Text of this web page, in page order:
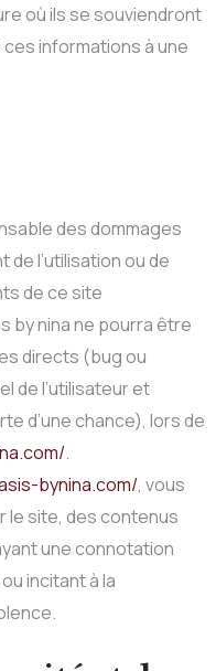
où ils se souviendront
informations à une
des dommages
l’utilisation ou de
de ce site
by nina ne pourra être
directs (bug ou
de l’utilisateur et
d’une chance), lors de
.
bynina.com/, vous
le site, des contenus
une connotation
incitant à la